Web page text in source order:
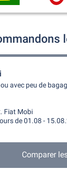
avec peu de
Fiat Mobi
de 01.08 -
Comparer